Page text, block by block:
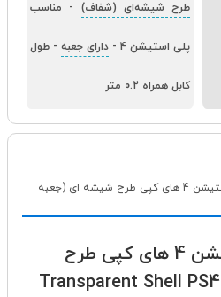
طرح شیشه‌ای (شفاف) - مناسب
پلی استیشن 4 - دارای جعبه - طول
کابل همراه 0.2 متر
معرفی دسته بازی پلی استیشن 4 های کپی طرح شیشه ای (جعبه
دسته بازی پلی استیشن 4 های کپی طرح
شیشه ای جعبه دار (Transparent Shell PS4